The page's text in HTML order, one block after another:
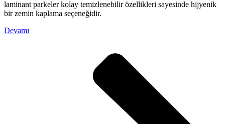
laminant parkeler kolay temizlenebilir özellikleri sayesinde hijyenik
bir zemin kaplama seçeneğidir.
Devamı